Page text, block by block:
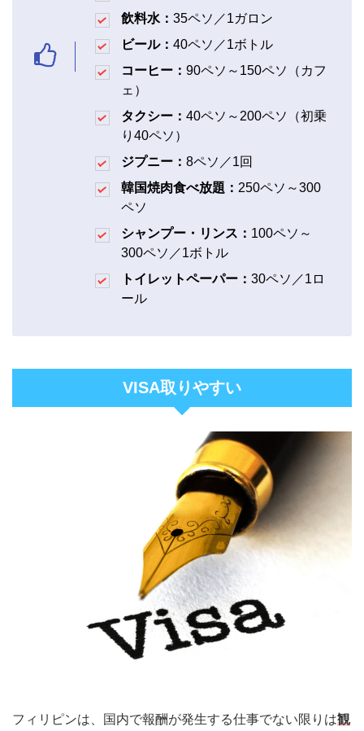
飲料水： 35ペソ／1ガロン
ビール： 40ペソ／1ボトル
コーヒー： 90ペソ～150ペソ（カフ
ェ）
タクシー： 40ペソ～200ペソ（初乗
り40ペソ）
ジプニー： 8ペソ／1回
韓国焼肉食べ放題： 250ペソ～300
ペソ
シャンプー・リンス： 100ペソ～
300ペソ／1ボトル
トイレットペーパー： 30ペソ／1ロ
ール
VISA取りやすい
フィリピンは、国内で報酬が発生する仕事でない限りは観